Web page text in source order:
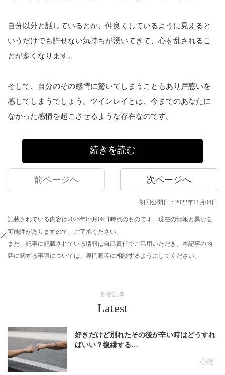
自分以外と話しているとか、仲良くしているように見えると
いうだけでも許せない気持ちが湧いてきて、心を乱されるこ
とが多くなります。
そして、自分のその感情に驚いてしまうこともあり戸惑いを
感じてしまうでしょう。ツインレイとは、今までのあなたに
なかった感情を起こさせるような存在なのです。
続きを読む
前ページへ 次ページへ
初回公開日：2022年11月04日
記載されている内容は2025年03月06日時点のものです。現在の情報と異なる
可能性がありますので、ご了承ください。
また、記事に記載されている情報は自己責任でご活用いただき、本記事の内
容に関する事項については、専門家等に相談するようにしてください。
新着記事
Latest
心理
好きだけど別れたその後が辛い時はどうすれ
ばいい？復縁する…